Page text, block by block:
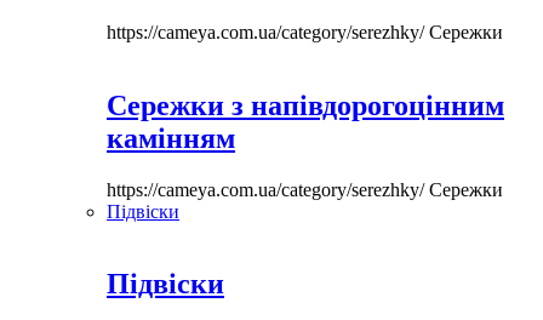
https://cameya.com.ua/category/serezhky/Сережки
Сережки з напівдорогоцінним
камінням
https://cameya.com.ua/category/serezhky/Сережки
Підвіски
Підвіски